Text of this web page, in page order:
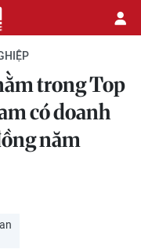
trong Top
có doanh
năm